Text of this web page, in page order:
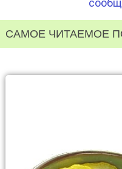
САМОЕ ЧИТАЕМОЕ